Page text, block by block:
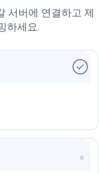
서버에 연결하고 제
하세요.